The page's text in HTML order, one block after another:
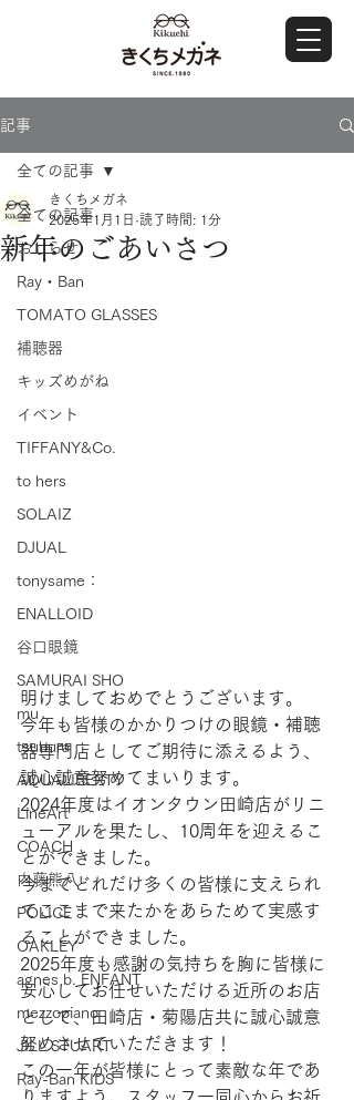
記事
全ての記事
おしらせ
Ray・Ban
TOMATO GLASSES
補聴器
キッズめがね
イベント
TIFFANY&Co.
to hers
SOLAIZ
DJUAL
tonysame：
ENALLOID
谷口眼鏡
SAMURAI SHO
mu
tsubura
AQUALIBERTY
LineArt
COACH
内藤熊八
POLICE
OAKLEY
agnes b. ENFANT
mezzopiano
JILL STUART
Ray-Ban KIDS
全ての記事
新年のごあいさつ
きくちメガネ
2025年1月1日 読了時間: 1分
明けましておめでとうございます。
今年も皆様のかかりつけの眼鏡・補聴
器専門店としてご期待に添えるよう、
誠心誠意努めてまいります。
2024年度はイオンタウン田崎店がリニ
ューアルを果たし、10周年を迎えるこ
とができました。
今までどれだけ多くの皆様に支えられ
てここまで来たかをあらためて実感す
ることができました。
2025年度も感謝の気持ちを胸に皆様に
安心してお任せいただける近所のお店
として、田崎店・菊陽店共に誠心誠意
努めさせていただきます！
この一年が皆様にとって素敵な年であ
りますよう、スタッフ一同心からお祈